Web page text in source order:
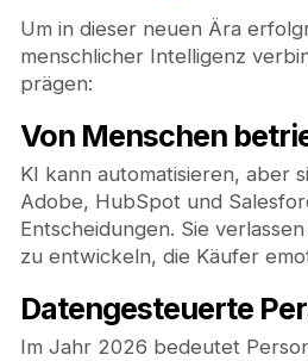
Um in dieser neuen Ära
menschlicher Intelligenz
prägen:
Von Menschen
KI kann automatisieren, aber
Adobe, HubSpot und
Entscheidungen. Sie
zu entwickeln, die Käufer
Datengesteuerte
Im Jahr 2026 bedeutet